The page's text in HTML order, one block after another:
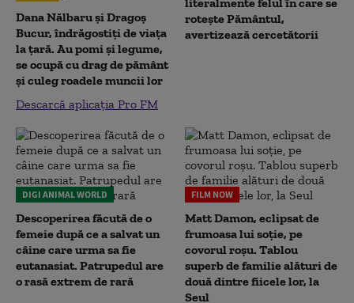
Dana Nălbaru și Dragoș
Bucur, îndrăgostiți de viața
la țară. Au pomi și legume,
se ocupă cu drag de pământ
și culeg roadele muncii lor
Descarcă aplicația Pro FM
rotește Pământul,
avertizează cercetătorii
DIGI ANIMAL WORLD
Descoperirea făcută de o
femeie după ce a salvat un
câine care urma sa fie
eutanasiat. Patrupedul are
o rasă extrem de rară
FILM NOW
Matt Damon, eclipsat de
frumoasa lui soție, pe
covorul roșu. Tablou
superb de familie alături de
două dintre fiicele lor, la
Seul